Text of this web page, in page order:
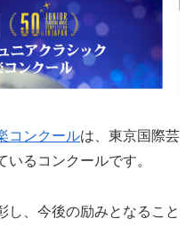
コンクールは、東京国際芸
るコンクールです。
し、今後の励みとなること